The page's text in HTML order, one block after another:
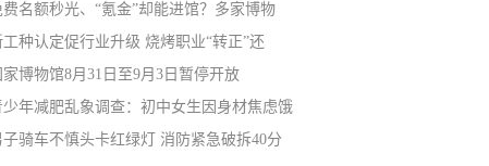
费名额秒光、“氪金”却能进馆？多家博物
工种认定促行业升级 烧烤职业“转正”还
家博物馆8月31日至9月3日暂停开放
少年减肥乱象调查：初中女生因身材焦虑饿
子骑车不慎头卡红绿灯 消防紧急破拆40分